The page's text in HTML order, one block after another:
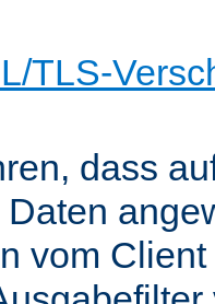
TLS-
dass
vom